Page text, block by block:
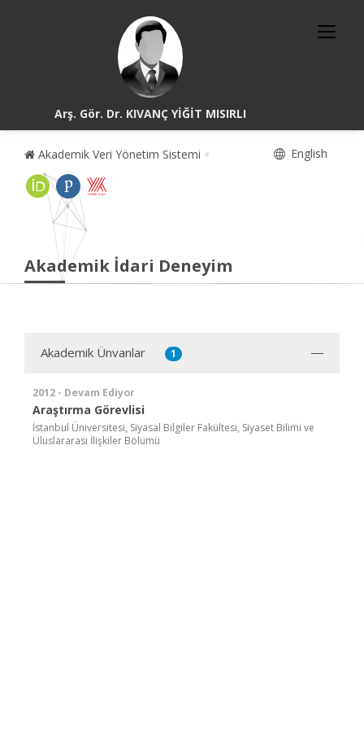
Arş. Gör. Dr. KIVANÇ YİĞİT MISIRLI
Akademik Veri Yönetim Sistemi English
Akademik İdari Deneyim
Akademik Ünvanlar 1
2012 - Devam Ediyor
Araştırma Görevlisi
İstanbul Üniversitesi, Siyasal Bilgiler Fakültesi, Siyaset Bilimi ve
Uluslararası İlişkiler Bölümü